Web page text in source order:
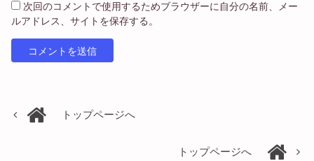
次回のコメントで使用するためブラウザーに自分の名前、メー
ルアドレス、サイトを保存する。
トップページへ
トップページへ